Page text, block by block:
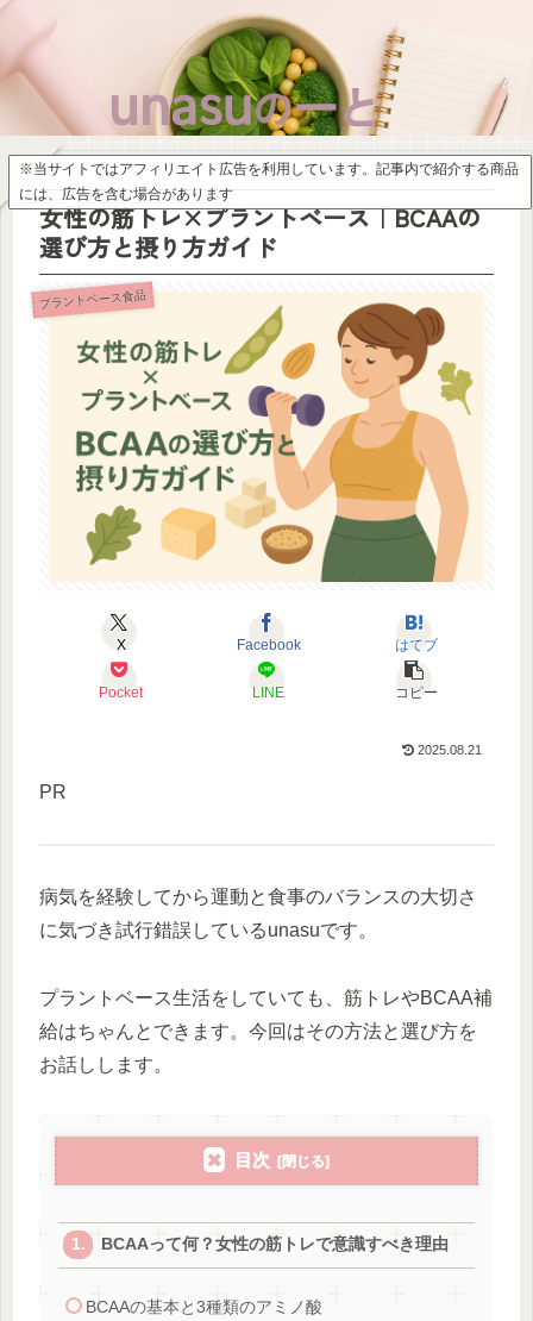
※当サイトではアフィリエイト広告を利用しています。記事内で紹介する商品
には、広告を含む場合があります
女性の筋トレ×プラントベース｜BCAAの
選び方と摂り方ガイド
プラントベース食品
X Facebook はてブ
Pocket LINE コピー
2025.08.21
PR
病気を経験してから運動と食事のバランスの大切さ
に気づき試行錯誤しているunasuです。
プラントベース生活をしていても、筋トレやBCAA補
給はちゃんとできます。今回はその方法と選び方を
お話しします。
目次
BCAAって何？女性の筋トレで意識すべき理由
BCAAの基本と3種類のアミノ酸